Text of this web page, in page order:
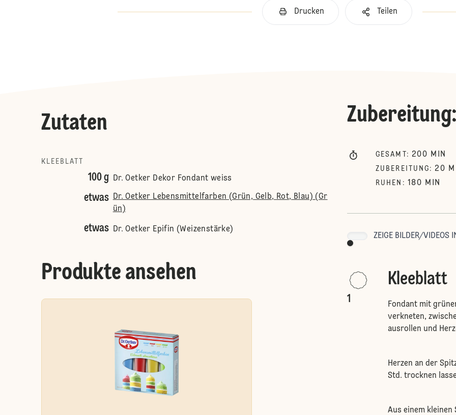
Drucken Teilen
Zutaten
KLEEBLATT
100 g Dr. Oetker Dekor Fondant weiss
etwas Dr. Oetker Lebensmittelfarben (Grün, Gelb, Rot, Blau) (Gr
ün)
etwas Dr. Oetker Epifin (Weizenstärke)
Produkte ansehen
Zubereitung
GESAMT : 200 MIN
ZUBEREITUNG : 20
RUHEN : 180 MIN
ZEIGE BILDER/VIDEOS
1
Kleeblatt
Fondant mit
verkneten,
ausrollen und
Herzen an der
Std. trocknen
Aus einem kleinen